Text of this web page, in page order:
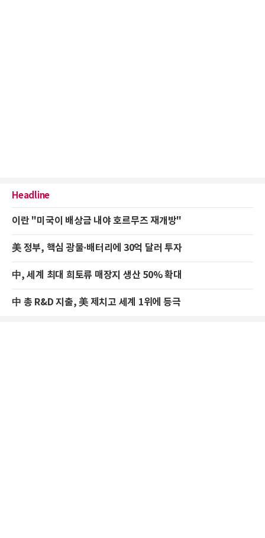
Headline
이란 "미국이 배상금 내야 호르무즈 재개방"
美 정부, 핵심 광물·배터리에 30억 달러 투자
中, 세계 최대 희토류 매장지 생산 50% 확대
中 총 R&D 지출, 美 제치고 세계 1위에 등극